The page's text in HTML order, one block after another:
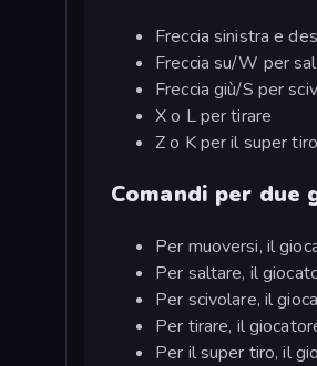
Freccia sinistra e
Freccia su/W per
Freccia giù/S per
X o L per tirare
Z o K per il super tiro
Comandi per due
Per muoversi, il
Per saltare, il
Per scivolare, il
Per tirare, il
Per il super tiro, il